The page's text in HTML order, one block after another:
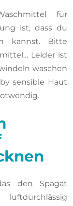
für
ist, dass du
kannst. Bitte
Leider ist
waschen
sensible Haut
den Spagat